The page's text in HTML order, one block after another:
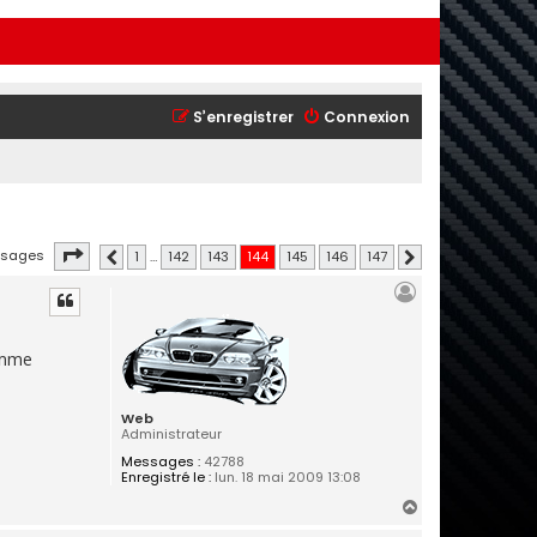
Connexion
S’enregistrer
Page 144 sur147
Précédente
1 … 142 143 144 145 146 147 Suivante
Web
Administrateur
Messages :42788
Enregistré le :lun. 18 mai 2009 13:08